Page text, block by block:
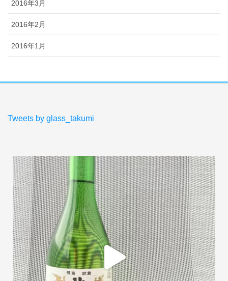
2016年3月
2016年2月
2016年1月
Tweets by glass_takumi